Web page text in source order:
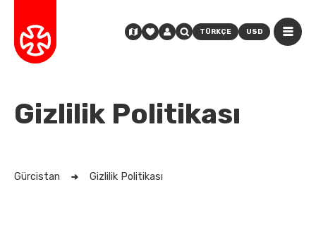
TÜRKÇE USD
Gizlilik Politikası
Gürcistan Gizlilik Politikası